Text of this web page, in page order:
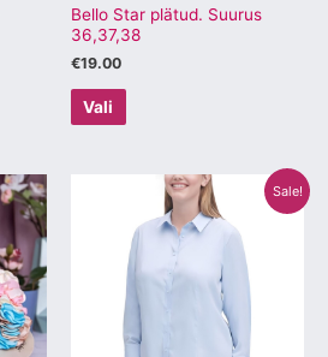
Bello Star plätud. Suurus
36,37,38
€19.00
Vali
tootelehel.
Sale!
Algne
oli:
€142.00.
Praegune
hind
on:
€30.00.
Sellel
tootel
on
mitu
varianti.
Valikuid